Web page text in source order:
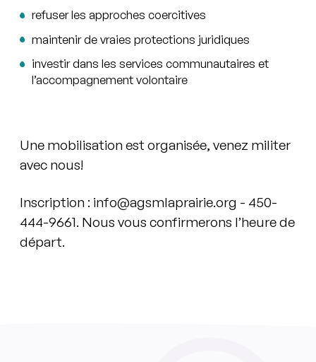
refuser les approches coercitives
maintenir de vraies protections juridiques
investir dans les services communautaires et
l’accompagnement volontaire
Une mobilisation est organisée, venez militer
avec nous!
Inscription : info@agsmlaprairie.org - 450-
444-9661. Nous vous confirmerons l’heure de
départ.